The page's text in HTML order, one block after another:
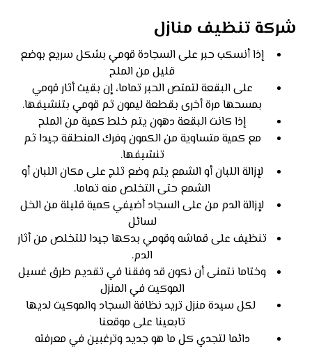
شركة تنظيف منازل
إذا أنسكب حبر على السجادة قومي بشكل سريع بوضع
قليل من الملح
على البقعة لتمتص الحبر تماما، إن بقيت أثار قومي
بمسحها مرة أخرى بقطعة ليمون ثم قومي بتنشيفها.
إذا كانت البقعة دهون يتم خلط كمية من الملح
مع كمية متساوية من الكمون وفرك المنطقة جيدا ثم
تنشيفها.
لإزالة اللبان أو الشمع يتم وضع ثلج على مكان اللبان أو
الشمع حتى التخلص منه تماما.
لإزالة الدم من على السجاد أضيفي كمية قليلة من الخل
لسائل
تنظيف على قماشه وقومي بدكها جيدا للتخلص من أثار
الدم.
وختاما نتمنى أن نكون قد وفقنا في تقديم طرق غسيل
الموكيت في المنزل
لكل سيدة منزل تريد نظافة السجاد والموكيت لديها
تابعينا على موقعنا
دائما لتجدي كل ما هو جديد وترغبين في معرفته